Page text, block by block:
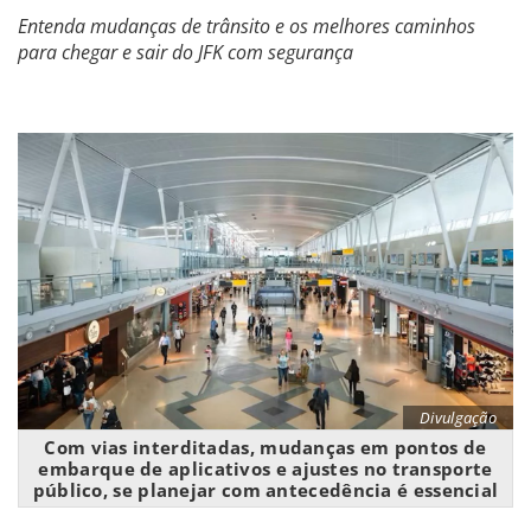
Entenda mudanças de trânsito e os melhores caminhos
para chegar e sair do JFK com segurança
Divulgação
Com vias interditadas, mudanças em pontos de
embarque de aplicativos e ajustes no transporte
público, se planejar com antecedência é essencial